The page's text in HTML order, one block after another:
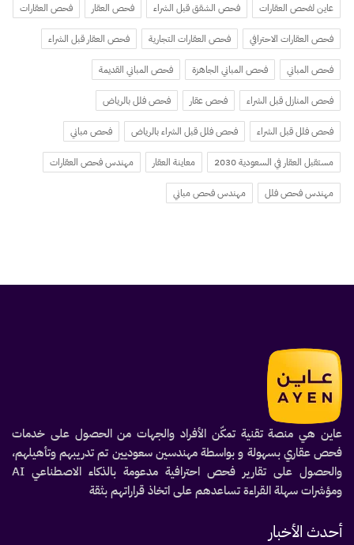
عاين لفحص العقارات فحص الشقق قبل الشراء فحص العقار فحص العقارات
فحص العقارات الاحترافي فحص العقارات التجارية فحص العقار قبل الشراء
فحص المباني فحص المباني الجاهزة فحص المباني القديمة
فحص المنازل قبل الشراء فحص عقار فحص فلل بالرياض
فحص فلل قبل الشراء فحص فلل قبل الشراء بالرياض فحص مباني
مستقبل العقار في السعودية 2030 معاينة العقار مهندس فحص العقارات
مهندس فحص فلل مهندس فحص مباني
عاين هي منصة تقنية تمكّن الأفراد والجهات من الحصول على خدمات
فحص عقاري بسهولة و بواسطة مهندسين سعوديين تم تدريبهم وتأهيلهم،
والحصول على تقارير فحص احترافية مدعومة بالذكاء الاصطناعي AI
ومؤشرات سهلة القراءة تساعدهم على اتخاذ قراراتهم بثقة
أحدث الأخبار